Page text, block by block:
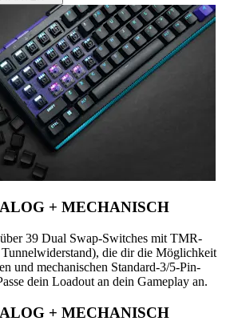
+ MECHANISCH
39 Dual Swap-Switches mit TMR-
Tunnelwiderstand), die dir die Möglichkeit
und mechanischen Standard-3/5-Pin-
dein Loadout an dein Gameplay an.
+ MECHANISCH